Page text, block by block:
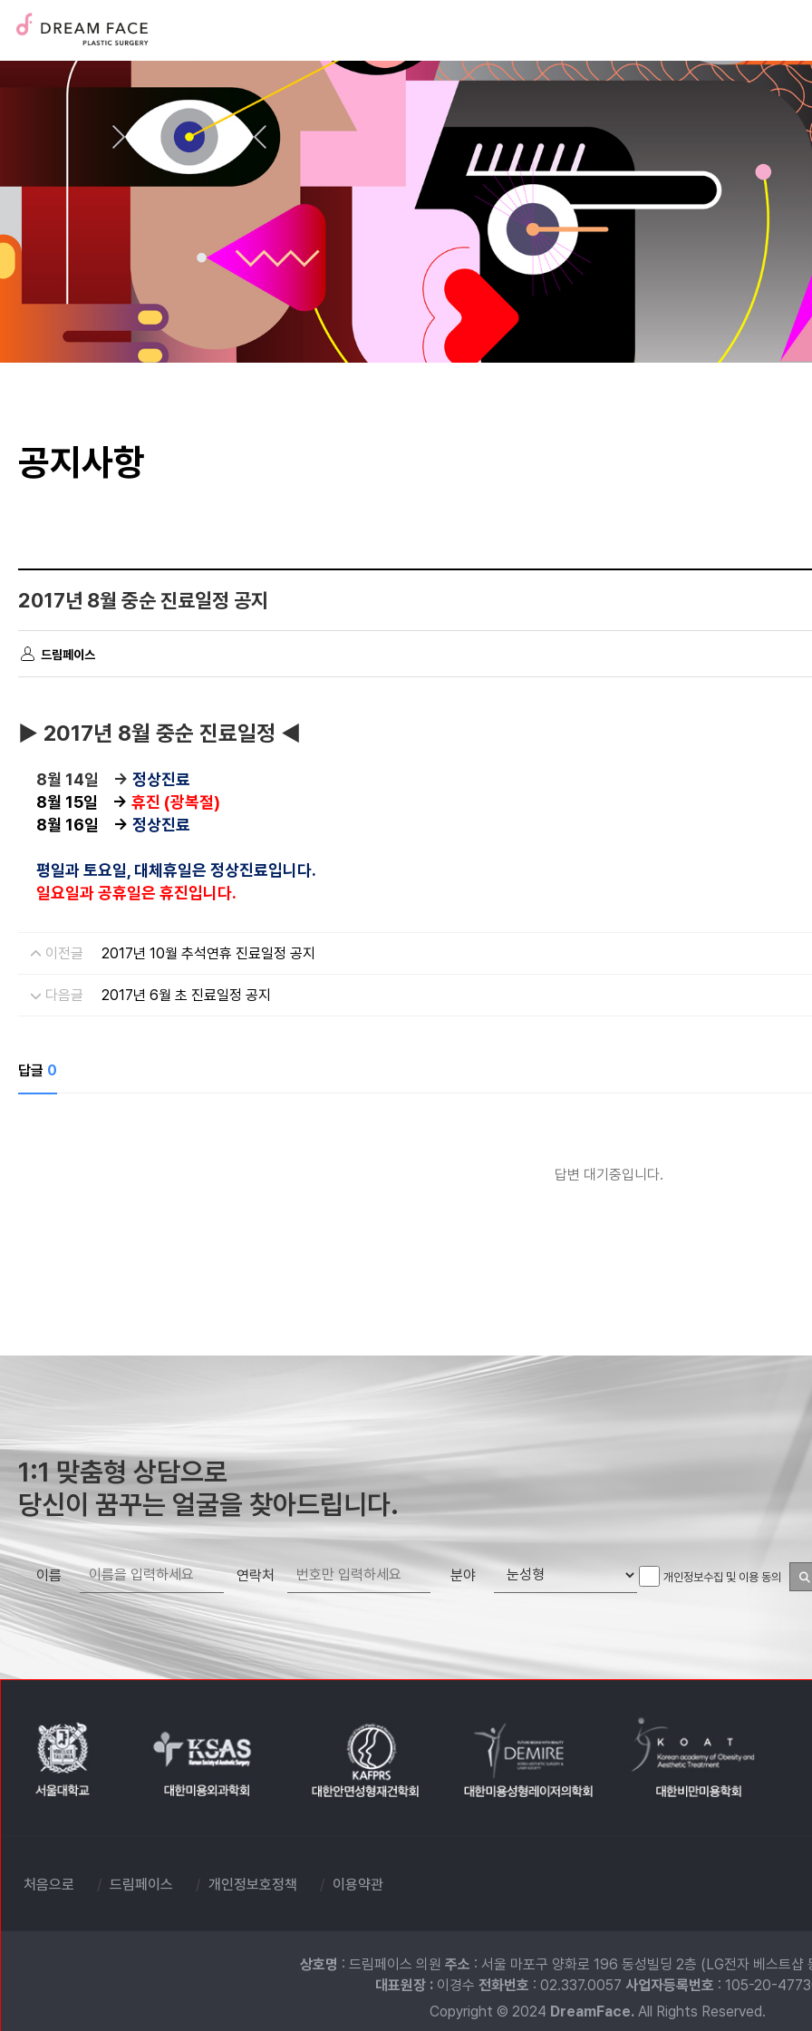
공지사항
2017년 8월 중순 진료일정 공지
드림페이스
▶ 2017년 8월 중순 진료일정 ◀
8월 14일 → 정상진료
8월 15일 → 휴진 (광복절)
8월 16일 → 정상진료
평일과 토요일, 대체휴일은 정상진료입니다.
일요일과 공휴일은 휴진입니다.
이전글 2017년 10월 추석연휴 진료일정 공지
다음글 2017년 6월 초 진료일정 공지
답글 0
답변 대기중입니다.
1:1 맞춤형 상담으로
당신이 꿈꾸는 얼굴을 찾아드립니다.
이름 연락처 분야 개인정보수집 및 이용 동의
처음으로 드림페이스 개인정보호정책 이용약관
상호명 : 드림페이스 의원 주소 : 서울 마포구 양화로 196 동성빌딩 2층 (LG전자 베스트샵
대표원장 : 이경수 전화번호 : 02.337.0057 사업자등록번호 : 105-20-
Copyright © 2024 DreamFace. All Rights Reserved.